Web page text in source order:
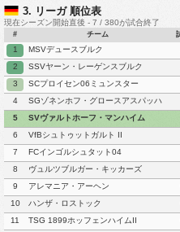
3. リーガ 順位表
現在シーズン開始直後 - 7 / 380が試合終了
# チーム
1 MSVデュースブルク
2
SSVヤーン・レーゲンスブルク
3
SCプロイセン06ミュンスター
4
SGゾネンホフ・グロースアスパッハ
5
SVヴァルトホーフ・マンハイム
6
VfBシュトゥットガルト II
7
FCインゴルシュタット04
8
ヴュルツブルガー・キッカーズ
9
アレマニア・アーヘン
10
ハンザ・ロストック
11
TSG 1899ホッフェンハイムII